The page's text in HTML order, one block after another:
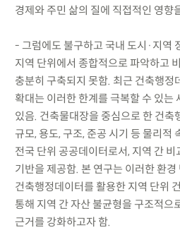
경제와 주민 삶의 질에 직접적인 영향
- 그럼에도 불구하고 국내 도시·지역
지역 단위에서 종합적으로 파악하고
충분히 구축되지 못함. 최근 건축행정
확대는 이러한 한계를 극복할 수 있는
있음. 건축물대장을 중심으로 한 건축
규모, 용도, 구조, 준공 시기 등 물리적
전국 단위 공공데이터로서, 지역 간
기반을 제공함. 본 연구는 이러한 환경
건축행정데이터를 활용한 지역 단위
통해 지역 간 자산 불균형을 구조적으
근거를 강화하고자 함.